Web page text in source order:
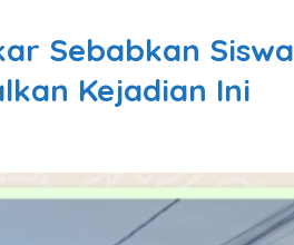
Sebabkan Siswa
Kejadian Ini